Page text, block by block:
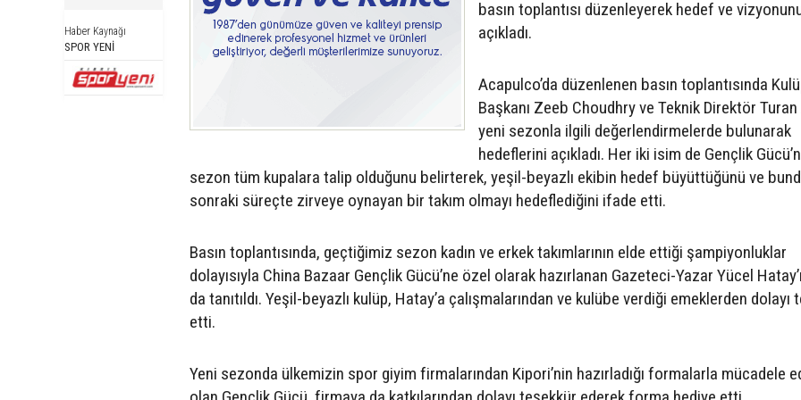
Haber Kaynağı
SPOR YENİ
basın toplantısı düzenleyerek hedef ve
açıkladı.
Acapulco’da düzenlenen basın toplantısında
Başkanı Zeeb Choudhry ve Teknik Direktör
yeni sezonla ilgili değerlendirmelerde bulunarak
hedeflerini açıkladı. Her iki isim de Gençlik
sezon tüm kupalara talip olduğunu belirterek, yeşil-beyazlı ekibin hedef büyüttüğünü ve
sonraki süreçte zirveye oynayan bir takım olmayı hedeflediğini ifade etti.
Basın toplantısında, geçtiğimiz sezon kadın ve erkek takımlarının elde ettiği şampiyonluklar
dolayısıyla China Bazaar Gençlik Gücü’ne özel olarak hazırlanan Gazeteci-Yazar Yücel
da tanıtıldı. Yeşil-beyazlı kulüp, Hatay’a çalışmalarından ve kulübe verdiği emeklerden dolayı
etti.
Yeni sezonda ülkemizin spor giyim firmalarından Kipori’nin hazırladığı formalarla mücadele